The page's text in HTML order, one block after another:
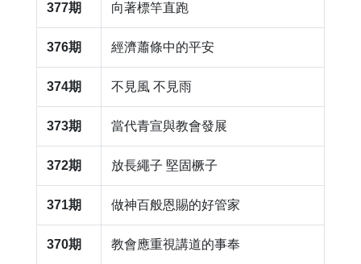
377期 向著標竿直跑
376期 經濟蕭條中的平安
374期 不見風 不見雨
373期 當代青宣與教會發展
372期 放長繩子 堅固橛子
371期 ​做神百般恩賜的好管家
370期 ​教會應重視講道的事奉